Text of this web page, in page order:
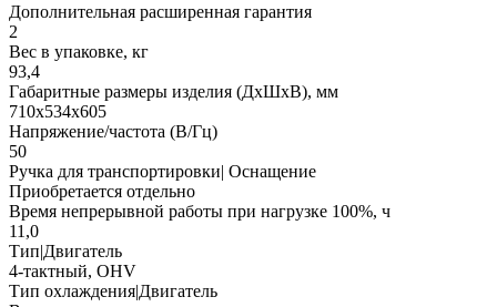
Дополнительная расширенная гарантия
2
Вес в упаковке, кг
93,4
Габаритные размеры изделия (ДхШхВ), мм
710х534х605
Напряжение/частота (В/Гц)
50
Ручка для транспортировки| Оснащение
Приобретается отдельно
Время непрерывной работы при нагрузке 100%, ч
11,0
Тип|Двигатель
4-тактный, OHV
Тип охлаждения|Двигатель